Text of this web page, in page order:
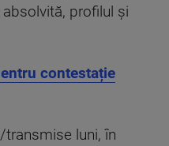
profilul și
contestație
luni, în